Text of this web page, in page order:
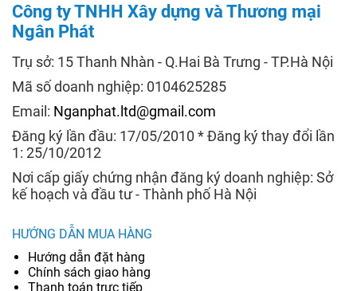
Công ty TNHH Xây dựng và Thương mại
Ngân Phát
Trụ sở: 15 Thanh Nhàn - Q.Hai Bà Trưng - TP.Hà Nội
Mã số doanh nghiệp: 0104625285
Email: Nganphat.ltd@gmail.com
Đăng ký lần đầu: 17/05/2010 * Đăng ký thay đổi lần
1: 25/10/2012
Nơi cấp giấy chứng nhận đăng ký doanh nghiệp: Sở
kế hoạch và đầu tư - Thành phố Hà Nội
HƯỚNG DẪN MUA HÀNG
Hướng dẫn đặt hàng
Chính sách giao hàng
Thanh toán trực tiếp